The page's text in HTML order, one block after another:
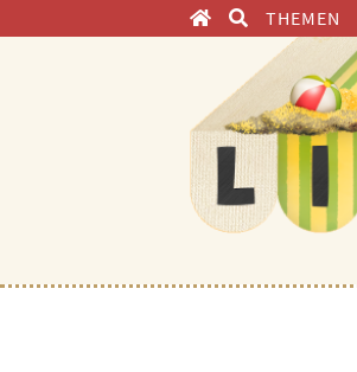
THEMEN
ENTDECKEN